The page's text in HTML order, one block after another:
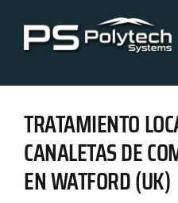
content
Polytech Systems
Sistemas y aplicaciones
Proyectos
TRATAMIENTO
CANALETAS DE
EN WATFORD (UK)